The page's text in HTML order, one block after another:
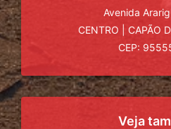
Avenida
CENTRO
CAPÃO
CEP:
Veja